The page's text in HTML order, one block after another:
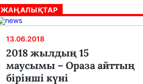
ЖАҢАЛЫҚТАР
13.06.2018
2018 жылдың 15
маусымы – Ораза айттың
бірінші күні